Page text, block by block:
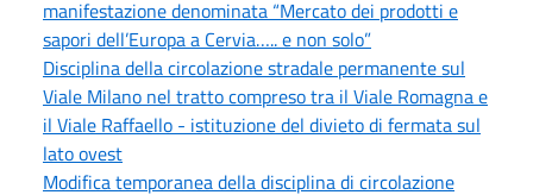
manifestazione denominata “Mercato dei prodotti e
sapori dell’Europa a Cervia….. e non solo”
Disciplina della circolazione stradale permanente sul
Viale Milano nel tratto compreso tra il Viale Romagna e
il Viale Raffaello - istituzione del divieto di fermata sul
lato ovest
Modifica temporanea della disciplina di circolazione